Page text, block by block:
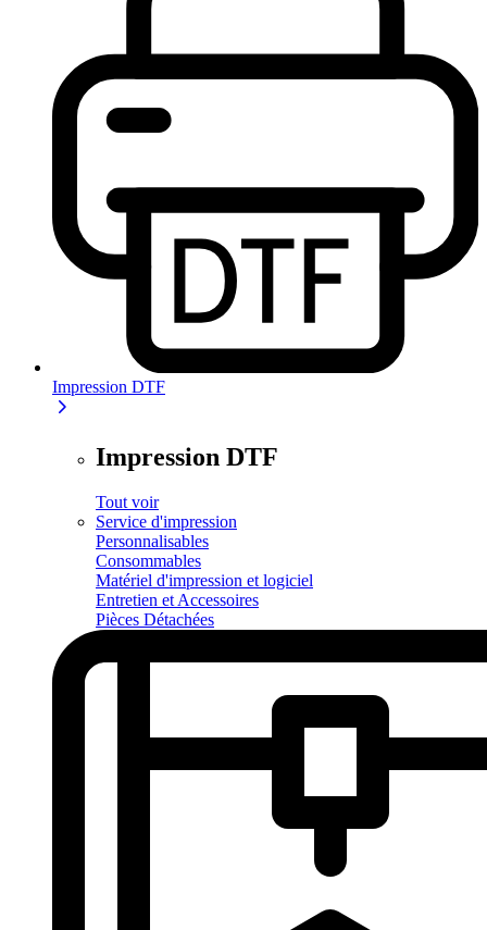
Impression DTF
Impression DTF
Tout voir
Service d'impression
Personnalisables
Consommables
Matériel d'impression et logiciel
Entretien et Accessoires
Pièces Détachées